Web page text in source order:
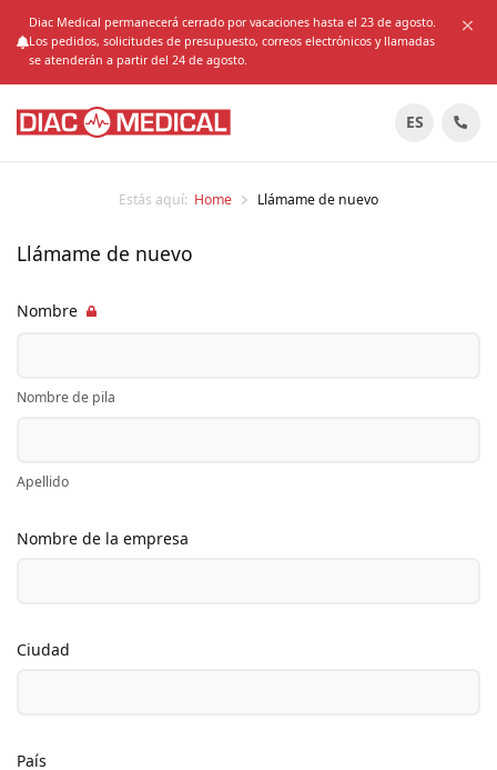
Diac Medical permanecerá cerrado por vacaciones hasta el 23 de agosto.
Los pedidos, solicitudes de presupuesto, correos electrónicos y llamadas
se atenderán a partir del 24 de agosto.
ES
Estás aquí: Home Llámame de nuevo
Llámame de nuevo
Nombre
Nombre de pila
Apellido
Nombre de la empresa
Ciudad
País